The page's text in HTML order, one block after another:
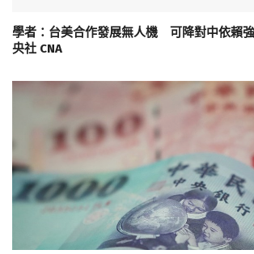
學者：台美合作發展無人機 可降對中依賴
央社 CNA